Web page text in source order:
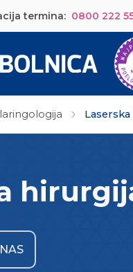
termina: 0800 222